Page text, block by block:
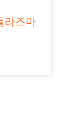
라즈마